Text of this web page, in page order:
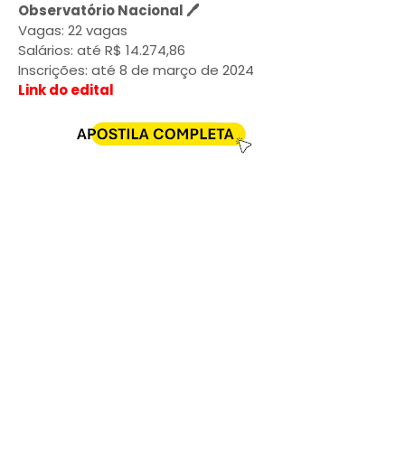
Observatório Nacional 🖊️
Vagas: 22 vagas
Salários: até R$ 14.274,86
Inscrições: até 8 de março de 2024
Link do edital